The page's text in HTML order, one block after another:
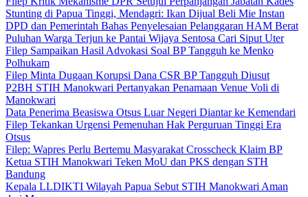
Stunting di Papua Tinggi, Mendagri: Ikan Dijual Beli Mie Instan
DPD dan Pemerintah Bahas Penyelesaian Pelanggaran HAM Berat
Puluhan Warga Terjun ke Pantai Wijaya Sentosa Cari Siput Uter
Filep Sampaikan Hasil Advokasi Soal BP Tangguh ke Menko
Polhukam
Filep Minta Dugaan Korupsi Dana CSR BP Tangguh Diusut
P2BH STIH Manokwari Pertanyakan Penamaan Venue Voli di
Manokwari
Data Penerima Beasiswa Otsus Luar Negeri Diantar ke Kemendari
Filep Tekankan Urgensi Pemenuhan Hak Perguruan Tinggi Era
Otsus
Filep: Wapres Perlu Bertemu Masyarakat Crosscheck Klaim BP
Ketua STIH Manokwari Teken MoU dan PKS dengan STH
Bandung
Kepala LLDIKTI Wilayah Papua Sebut STIH Manokwari Aman